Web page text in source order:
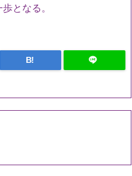
となる。
B!